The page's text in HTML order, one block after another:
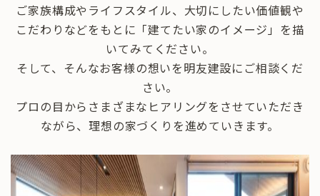
ご家族構成やライフスタイル、大切にしたい価値観や
こだわりなどをもとに「建てたい家のイメージ」を描
いてみてください。
そして、そんなお客様の想いを明友建設にご相談くだ
さい。
プロの目からさまざまなヒアリングをさせていただき
ながら、理想の家づくりを進めていきます。